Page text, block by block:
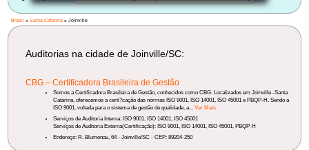
Brasil »Santa Catarina » Joinville
Auditorias na cidade de Joinville/SC:
CBG – Certificadora Brasileira de Gestão
Somos a Certificadora Brasileira de Gestão, conhecidos como CBG. Localizados em Joinville -Santa
Catarina, oferecemos a certi?cação das normas ISO 9001, ISO 14001, ISO 45001 e PBQP-H. Sendo a
ISO 9001, voltada para o sistema de gestão de qualidade, a...Ver Mais
Serviços de Auditoria Interna: ISO 9001, ISO 14001, ISO 45001
Serviços de Auditoria Externa(Certificação): ISO 9001, ISO 14001, ISO 45001, PBQP-H
Endereço: R. Blumenau, 64 - Joinville/SC - CEP: 89204-250